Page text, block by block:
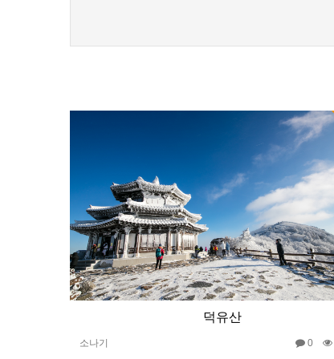
덕유산
소나기 0